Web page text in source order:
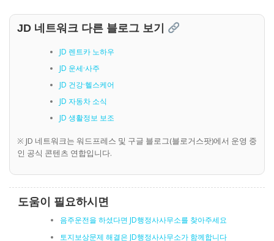
JD 네트워크 다른 블로그 보기
JD 렌트카 노하우
JD 운세·사주
JD 건강·헬스케어
JD 자동차 소식
JD 생활정보 보조
※ JD 네트워크는 워드프레스 및 구글 블로그(블로거스팟)에서 운영 중
인 공식 콘텐츠 연합입니다.
도움이 필요하시면
음주운전을 하셨다면 JD행정사사무소를 찾아주세요
토지보상문제 해결은 JD행정사사무소가 함께합니다